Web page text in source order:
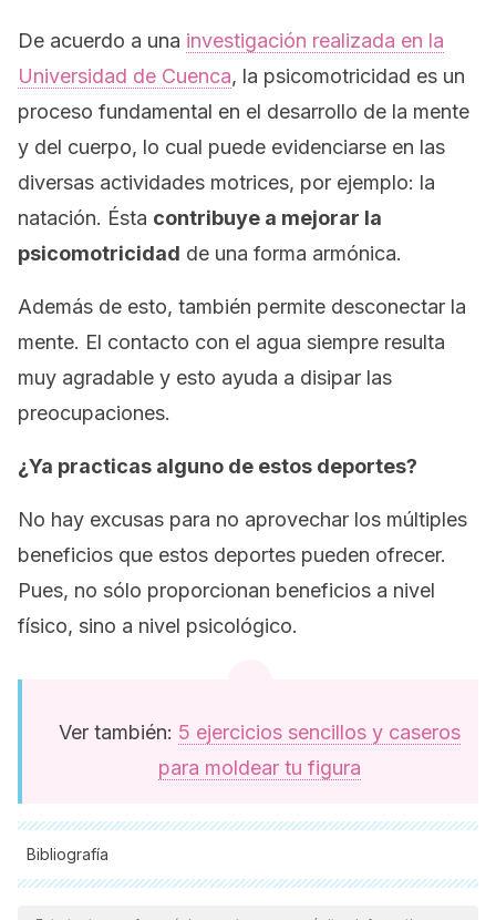
De acuerdo a una investigación realizada en la
Universidad de Cuenca, la psicomotricidad es un
proceso fundamental en el desarrollo de la mente
y del cuerpo, lo cual puede evidenciarse en las
diversas actividades motrices, por ejemplo: la
natación. Ésta contribuye a mejorar la
psicomotricidad de una forma armónica.
Además de esto, también permite desconectar la
mente. El contacto con el agua siempre resulta
muy agradable y esto ayuda a disipar las
preocupaciones.
¿Ya practicas alguno de estos deportes?
No hay excusas para no aprovechar los múltiples
beneficios que estos deportes pueden ofrecer.
Pues, no sólo proporcionan beneficios a nivel
físico, sino a nivel psicológico.
Ver también: 5 ejercicios sencillos y caseros
para moldear tu figura
Bibliografía
Todas las fuentes citadas fueron revisadas a profundidad por